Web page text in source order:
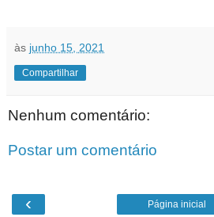
às junho 15, 2021
Compartilhar
Nenhum comentário:
Postar um comentário
‹ Página inicial